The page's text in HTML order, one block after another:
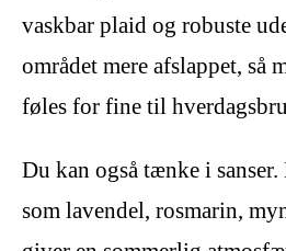
vaskbar plaid og robuste
området mere afslappet, så
føles for fine til
Du kan også tænke i
som lavendel, rosmarin,